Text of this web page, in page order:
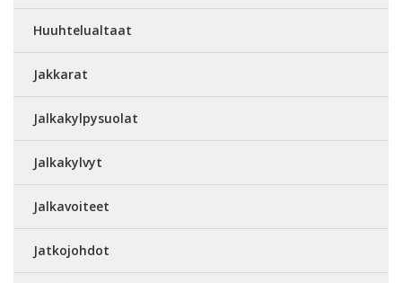
Huuhtelualtaat
Jakkarat
Jalkakylpysuolat
Jalkakylvyt
Jalkavoiteet
Jatkojohdot